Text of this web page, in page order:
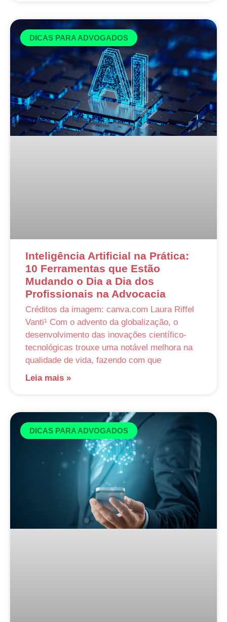
DICAS PARA ADVOGADOS
Inteligência Artificial na Prática:
10 Ferramentas que Estão
Mudando o Dia a Dia dos
Profissionais na Advocacia
Créditos da imagem: canva.com Laura Riffel
Vanti¹ Com o advento da globalização, o
desenvolvimento das inovações científico-
tecnológicas trouxe uma notável melhora na
qualidade de vida, fazendo com que
Leia mais »
DICAS PARA ADVOGADOS